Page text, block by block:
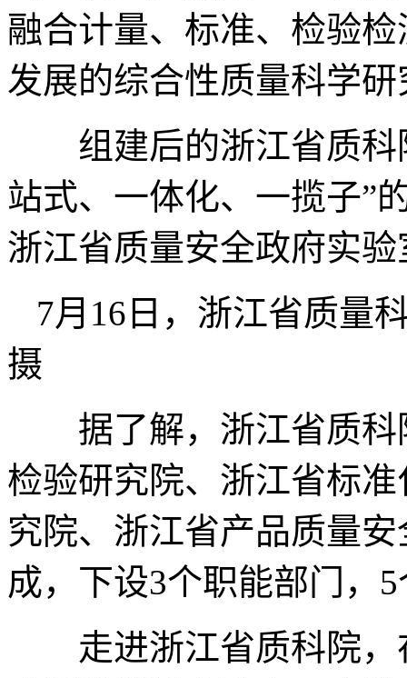
融合计量、标准、检验
发展的综合性质量科学
组建后的浙江省质科
站式、一体化、一揽子”
浙江省质量安全政府实
7月16日，浙江省质量
摄
据了解，浙江省质科
检验研究院、浙江省标
究院、浙江省产品质量
成，下设3个职能部门，
走进浙江省质科院，